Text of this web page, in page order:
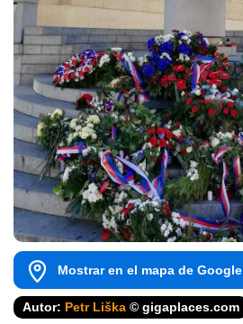
Mostrar en el mapa de Google
Autor: Petr Liška © gigaplaces.com